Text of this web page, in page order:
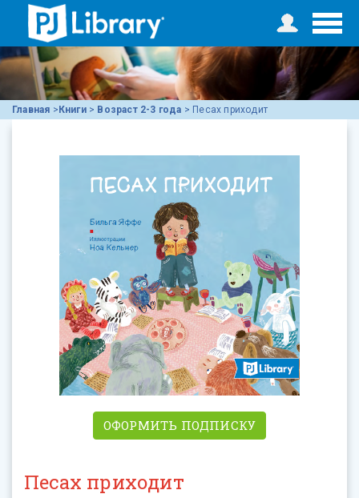
Главная >Книги> Возраст 2-3 года > Песах приходит
ОФОРМИТЬ ПОДПИСКУ
Песах приходит